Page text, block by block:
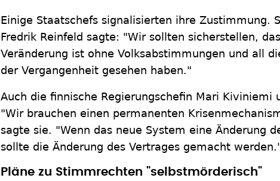
Einige Staatschefs signalisierten ihre Zustimmung.
Fredrik Reinfeld sagte: "Wir sollten sicherstellen,
Veränderung ist ohne Volksabstimmungen und all
der Vergangenheit gesehen haben."
Auch die finnische Regierungschefin Mari Kiviniemi
"Wir brauchen einen permanenten
sagte sie. "Wenn das neue System eine Änderung
sollte die Änderung des Vertrages gemacht
Pläne zu Stimmrechten "selbstmörderisch"